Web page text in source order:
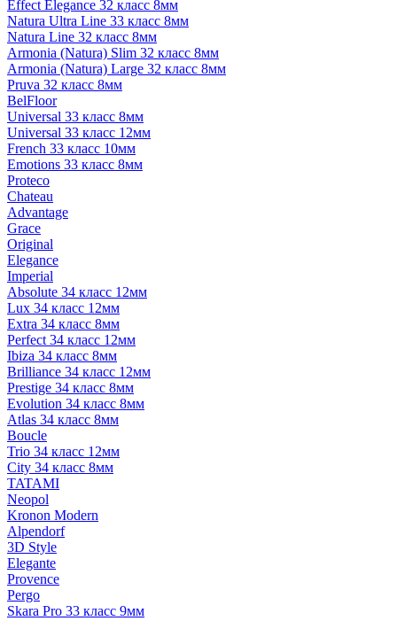
Effect Elegance 32 класс 8мм
Natura Ultra Line 33 класс 8мм
Natura Line 32 класс 8мм
Armonia (Natura) Slim 32 класс 8мм
Armonia (Natura) Large 32 класс 8мм
Pruva 32 класс 8мм
BelFloor
Universal 33 класс 8мм
Universal 33 класс 12мм
French 33 класс 10мм
Emotions 33 класс 8мм
Proteco
Chateau
Advantage
Grace
Original
Elegance
Imperial
Absolute 34 класс 12мм
Lux 34 класс 12мм
Extra 34 класс 8мм
Perfect 34 класс 12мм
Ibiza 34 класс 8мм
Brilliance 34 класс 12мм
Prestige 34 класс 8мм
Evolution 34 класс 8мм
Atlas 34 класс 8мм
Boucle
Trio 34 класс 12мм
City 34 класс 8мм
TATAMI
Neopol
Kronon Modern
Alpendorf
3D Style
Elegante
Provence
Pergo
Skara Pro 33 класс 9мм